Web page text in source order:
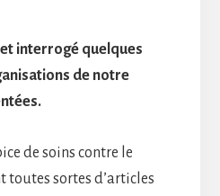
interrogé quelques
de notre
de soins contre le
toutes sortes d’articles